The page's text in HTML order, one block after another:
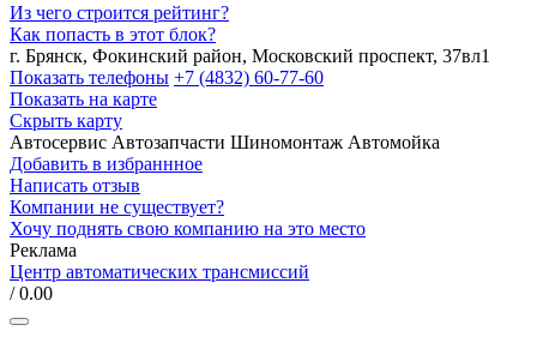
Из чего строится рейтинг?
Как попасть в этот блок?
г. Брянск, Фокинский район, Московский проспект, 37вл1
Показать телефоны +7 (4832) 60-77-60
Показать на карте
Скрыть карту
Автосервис Автозапчасти Шиномонтаж Автомойка
Добавить в избраннное
Написать отзыв
Компании не существует?
Хочу поднять свою компанию на это место
Реклама
Центр автоматических трансмиссий
/ 0.00